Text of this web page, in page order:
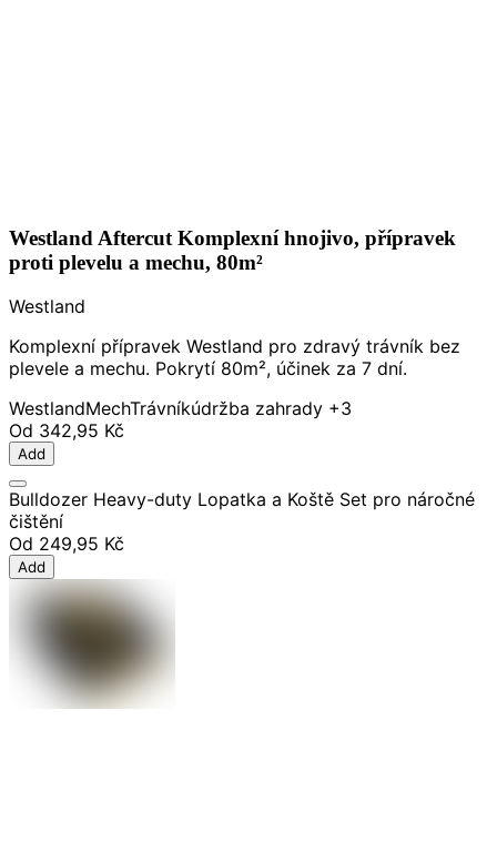
Westland Aftercut Komplexní hnojivo, přípravek
proti plevelu a mechu, 80m²
Westland
Komplexní přípravek Westland pro zdravý trávník bez
plevele a mechu. Pokrytí 80m², účinek za 7 dní.
WestlandMechTrávníkúdržba zahrady +3
Od 342,95 Kč
Add
Bulldozer Heavy-duty Lopatka a Koště Set pro náročné
čištění
Od 249,95 Kč
Add